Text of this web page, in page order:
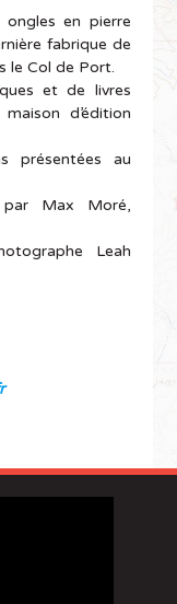
en pierre
fabrique de
le Col de Port.
et de livres
d’édition
présentées au
Max Moré,
Leah